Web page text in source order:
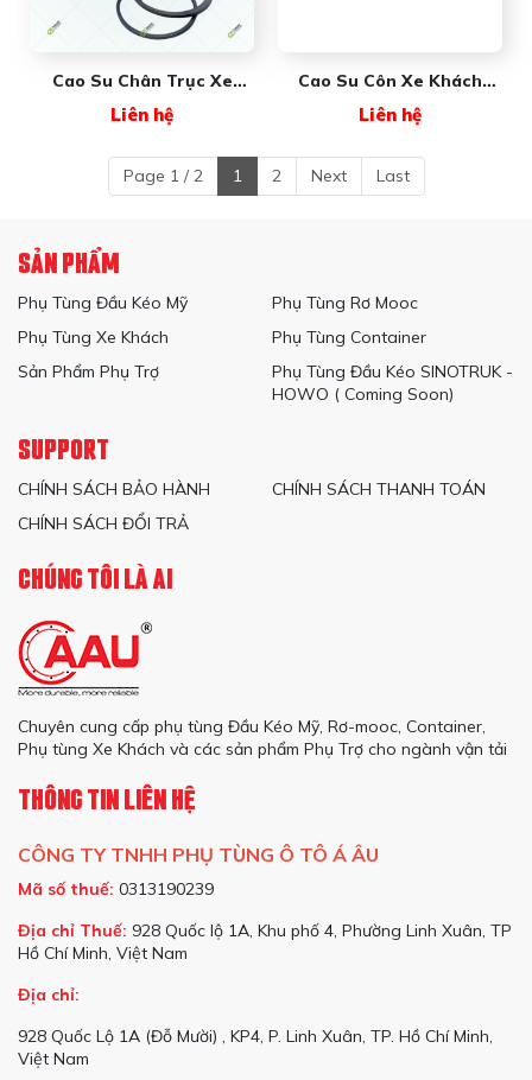
Cao Su Chân Trục Xe
New Wave
Liên hệ
Cao Su Côn Xe Khách
New Wave
Liên hệ
Page 1 / 2 1 2 Next Last
SẢN PHẨM
Phụ Tùng Đầu Kéo Mỹ
Phụ Tùng Rơ Mooc
Phụ Tùng Xe Khách
Phụ Tùng Container
Sản Phẩm Phụ Trợ
Phụ Tùng Đầu Kéo SINOTRUK -
HOWO ( Coming Soon)
SUPPORT
CHÍNH SÁCH BẢO HÀNH
CHÍNH SÁCH THANH TOÁN
CHÍNH SÁCH ĐỔI TRẢ
CHÚNG TÔI LÀ AI
Chuyên cung cấp phụ tùng Đầu Kéo Mỹ, Rơ-mooc, Container,
Phụ tùng Xe Khách và các sản phẩm Phụ Trợ cho ngành vận tải
THÔNG TIN LIÊN HỆ
CÔNG TY TNHH PHỤ TÙNG Ô TÔ Á ÂU
Mã số thuế: 0313190239
Địa chỉ Thuế: 928 Quốc lộ 1A, Khu phố 4, Phường Linh Xuân, TP
Hồ Chí Minh, Việt Nam
Địa chỉ:
928 Quốc Lộ 1A (Đỗ Mười) , KP4, P. Linh Xuân, TP. Hồ Chí Minh,
Việt Nam